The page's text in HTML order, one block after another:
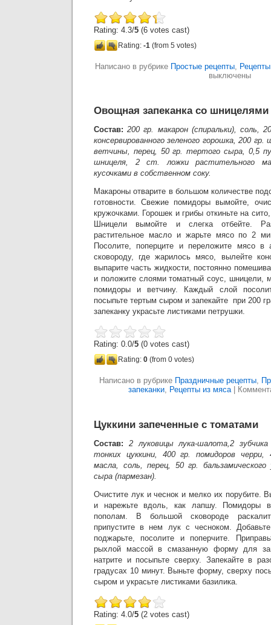
Rating: 4.3/5 (6 votes cast)
Rating: -1 (from 5 votes)
Написано в рубрике Простые рецепты,
выключены
Овощная запеканка со шницелями
Состав:200 гр. макарон (спиральки), соль,
консервированного зеленого горошка, 200
ветчины, перец, 50 гр. тертого сыра, 0,5
шницеля, 2 ст. ложки растительного
кусочками в собственном соку.
Макароны отварите в большом количестве
готовности. Свежие помидоры вымойте,
кружочками. Горошек и грибы откиньте на
Шницели вымойте и слегка отбейте.
растительное масло и жарьте мясо по 2
Посолите, поперците и переложите мясо
сковороду, где жарилось мясо, вылейте
выпарите часть жидкости, постоянно
и положите слоями томатный соус, шницели,
помидоры и ветчину. Каждый слой
посыпьте тертым сыром и запекайте при 200
запеканку украсьте листиками петрушки.
Rating: 0.0/5 (0 votes cast)
Rating: 0 (from 0 votes)
Написано в рубрике Праздничные рецепты,
запеканки, Рецепты из мяса|
Цуккини запеченные с томатами
Состав: 2 луковицы лука-шалота,2
тонких цуккини, 400 гр. помидоров черри,
масла, соль, перец, 50 гр.
сыра (пармезан).
Очистите лук и чеснок и мелко их порубите.
и нарежьте вдоль, как лапшу. Помидоры
пополам. В большой сковороде
припустите в нем лук с чесноком.
поджарьте, посолите и поперчите.
рыхлой массой в смазанную форму для
натрите и посыпьте сверху. Запекайте в
градусах 10 минут. Выньте форму, сверху
сыром и украсьте листиками базилика.
Rating: 4.0/5 (2 votes cast)